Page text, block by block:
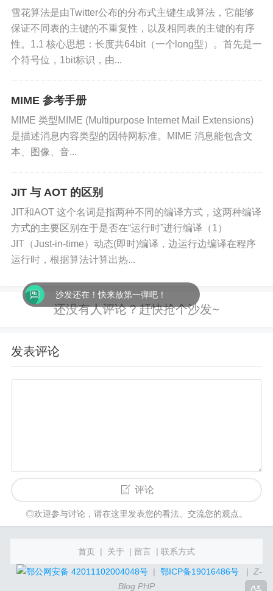
不方便查找文件夹所在的父文件夹
文件夹下能够创建的子文件夹数量是有限的
：由于所有
子文件夹都存在一个单元格中，所以当一个文件夹中的
需要保存根文件夹
影响，但是对于线上已有系统，我们添加文件夹功能后
需要为每个用户在数据库中提前创建好根文件夹。
方案三 使用 parent_id + child_ids
同时采用基础方案一（parent_id）
二（child_ids）
优点
同时包含方案一和方案二的所有优点
child_ids 弥补了方案一不支持排序和需要递归查询
parent_id
缺点
方案四 使用文件夹路径
割的方式进行存储，类似 Windows 或 linux 的文
件路径。
雪花算法是由Twitter公布的分布式主键生成算法，它能够
保证不同表的主键的不重复性，以及相同表的主键的有序
性。1.1 核心思想：长度共64bit（一个long型）。首先是一
个符号位，1bit标识，由...
MIME 参考手册
MIME 类型MIME (Multipurpose Internet Mail Extensions)
是描述消息内容类型的因特网标准。MIME 消息能包含文
本、图像、音...
JIT 与 AOT 的区别
JIT和AOT 这个名词是指两种不同的编译方式，这两种编译
方式的主要区别在于是否在“运行时”进行编译（1）
JIT（Just-in-time）动态(即时)编译，边运行边编译在程序
运行时，根据算法计算出热...
发表评论
评论
◎欢迎参与讨论，请在这里发表您的看法、交流您的观点。
首页 | 关于 | 留言 | 联系方式
鄂公网安备 42011102004048号 | 鄂ICP备19016486号 | Z-
Blog PHP
沙发还在！快来放第一弹吧！